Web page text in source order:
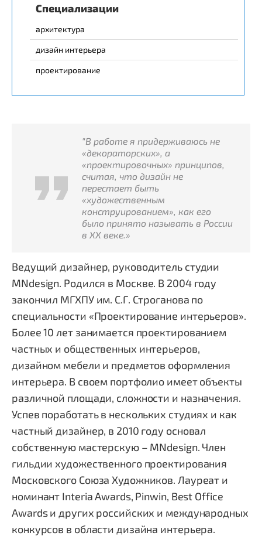
Специализации
архитектура
дизайн интерьера
проектирование
"В работе я придерживаюсь не
«декораторских», а
«проектировочных» принципов,
считая, что дизайн не
перестает быть
«художественным
конструированием», как его
было принято называть в России
в ХХ веке.»
Ведущий дизайнер, руководитель студии
MNdesign. Родился в Москве. В 2004 году
закончил МГХПУ им. С.Г. Строганова по
специальности «Проектирование интерьеров».
Более 10 лет занимается проектированием
частных и общественных интерьеров,
дизайном мебели и предметов оформления
интерьера. В своем портфолио имеет объекты
различной площади, сложности и назначения.
Успев поработать в нескольких студиях и как
частный дизайнер, в 2010 году основал
собственную мастерскую – MNdesign. Член
гильдии художественного проектирования
Московского Союза Художников. Лауреат и
номинант Interia Awards, Pinwin, Best Office
Awards и других российских и международных
конкурсов в области дизайна интерьера.